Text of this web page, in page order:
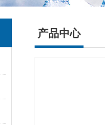
产品中心